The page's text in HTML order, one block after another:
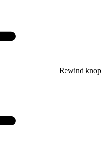
Rewind knop